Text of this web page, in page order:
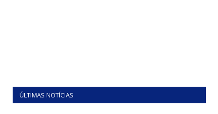
ÚLTIMAS NOTÍCIAS